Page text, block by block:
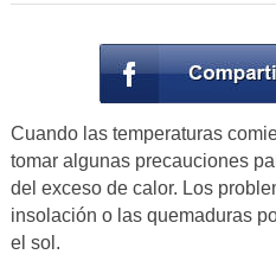
Cuando las temperaturas
tomar algunas precauciones
del exceso de calor. Los
insolación o las quemaduras
el sol.